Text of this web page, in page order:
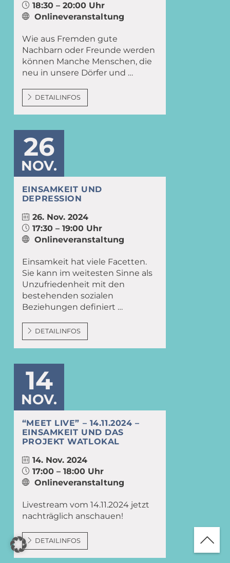
18:30 – 20:00 Uhr
Onlineveranstaltung
Wie aus Fremden gute
Nachbarn oder Freunde werden
können Manche Menschen, die
neu in unsere Dörfer und …
DETAILINFOS
26
NOV.
EINSAMKEIT UND
DEPRESSION
26. Nov. 2024
17:30 – 19:00 Uhr
Onlineveranstaltung
Einsamkeit hat viele Facetten.
Sie kann im weitesten Sinne als
Unzufriedenheit mit den
bestehenden sozialen
Beziehungen definiert …
DETAILINFOS
14
NOV.
“MEET LIVE” – 14.11.2024 –
EINSAMKEIT UND DAS
PROJEKT WATLOKAL
14. Nov. 2024
17:00 – 18:00 Uhr
Onlineveranstaltung
Livestream vom 14.11.2024 jetzt
nachträglich anschauen!
DETAILINFOS